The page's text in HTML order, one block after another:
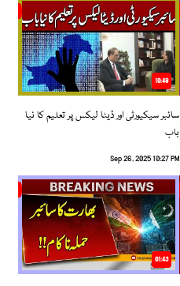
10:48
سائبر سیکیورٹی اور ڈیٹا لیکس پر تعلیم کا نیا
باب
Sep 26, 2025 10:27 PM
01:43